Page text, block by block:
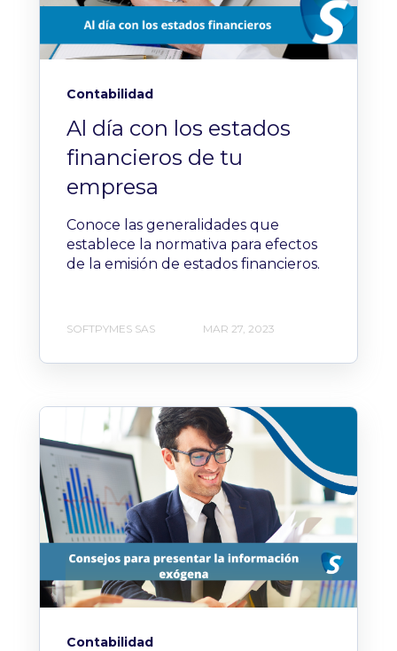
Contabilidad
Al día con los estados
financieros de tu
empresa
Conoce las generalidades que
establece la normativa para efectos
de la emisión de estados financieros.
SOFTPYMES SAS MAR 27, 2023
Contabilidad